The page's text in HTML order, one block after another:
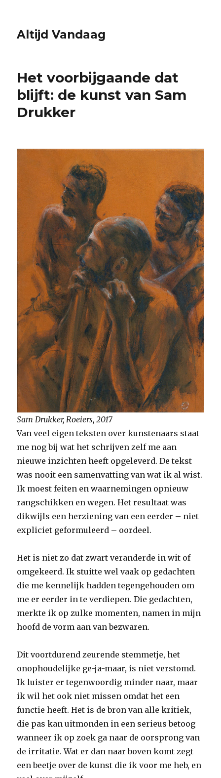
Altijd Vandaag
Het voorbijgaande dat
blijft: de kunst van Sam
Drukker
Sam Drukker, Roeiers, 2017
Van veel eigen teksten over kunstenaars staat
me nog bij wat het schrijven zelf me aan
nieuwe inzichten heeft opgeleverd. De tekst
was nooit een samenvatting van wat ik al wist.
Ik moest feiten en waarnemingen opnieuw
rangschikken en wegen. Het resultaat was
dikwijls een herziening van een eerder – niet
expliciet geformuleerd – oordeel.
Het is niet zo dat zwart veranderde in wit of
omgekeerd. Ik stuitte wel vaak op gedachten
die me kennelijk hadden tegengehouden om
me er eerder in te verdiepen. Die gedachten,
merkte ik op zulke momenten, namen in mijn
hoofd de vorm aan van bezwaren.
Dit voortdurend zeurende stemmetje, het
onophoudelijke ge-ja-maar, is niet verstomd.
Ik luister er tegenwoordig minder naar, maar
ik wil het ook niet missen omdat het een
functie heeft. Het is de bron van alle kritiek,
die pas kan uitmonden in een serieus betoog
wanneer ik op zoek ga naar de oorsprong van
de irritatie. Wat er dan naar boven komt zegt
een beetje over de kunst die ik voor me heb, en